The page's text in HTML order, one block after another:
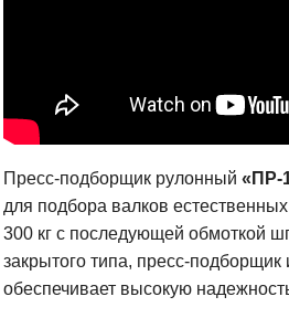
Пресс-подборщик рулонный «ПР-
для подбора валков
300 кг с последующей обмоткой
закрытого типа, пресс-
обеспечивает высокую